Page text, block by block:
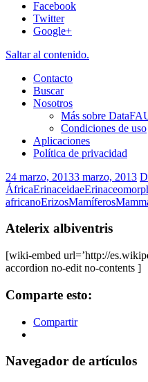
Facebook
Twitter
Google+
Saltar al contenido.
Contacto
Buscar
Nosotros
Más sobre
Condiciones de uso
Aplicaciones
Política de privacidad
24 marzo, 20133 marzo, 2013
ÁfricaErinaceidae
africanoErizosMamíferos
Atelerix albiventris
[wiki-embed url=’http://
accordion no-edit no-contents ]
Comparte esto:
Compartir
Navegador de artículos